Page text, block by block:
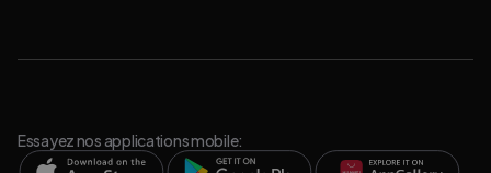
Essayez nos applications mobile: